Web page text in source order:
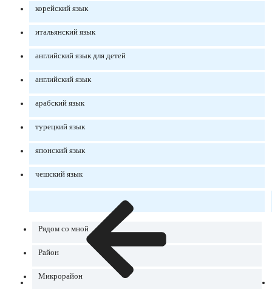
корейский язык
итальянский язык
английский язык для детей
английский язык
арабский язык
турецкий язык
японский язык
чешский язык
Рядом со мной
Район
Микрорайон